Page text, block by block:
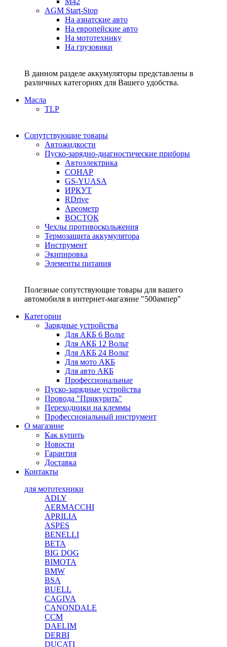
AGM Start-Stop
На азиатские авто
На европейские авто
На мототехнику
На грузовики
В данном разделе аккумуляторы представлены в
различных категориях для Вашего удобства.
Масла
TLP
Сопутствующие товары
Автожидкости
Пуско-зарядно-диагностические приборы
Автоэлектрика
СОНАР
GS-YUASA
ИРКУТ
RDrive
Ареометр
ВОСТОК
Чехлы противоскольжения
Термозащита аккумулятора
Инструмент
Экипировка
Элементы питания
Полезные сопутствующие товары для вашего
автомобиля в интернет-магазине "500ампер"
Категории
Зарядные устройства
Для АКБ 6 Вольт
Для АКБ 12 Вольт
Для АКБ 24 Вольт
Для мото АКБ
Для авто АКБ
Профессиональные
Пуско-зарядные устройства
Провода "Прикурить"
Переходники на клеммы
Профессиональный инструмент
О магазине
Как купить
Новости
Гарантия
Доставка
Контакты
для мототехники
ADLY
AERMACCHI
APRILIA
ASPES
BENELLI
BETA
BIG DOG
BIMOTA
BMW
BSA
BUELL
CAGIVA
CANONDALE
CCM
DAELIM
DERBI
DUCATI